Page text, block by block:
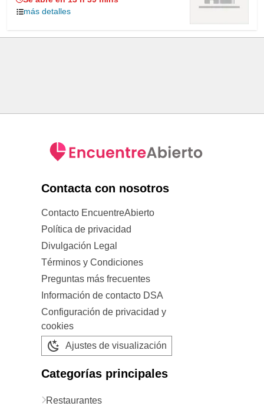
más detalles
Contacta con nosotros
Contacto EncuentreAbierto
Política de privacidad
Divulgación Legal
Términos y Condiciones
Preguntas más frecuentes
Información de contacto DSA
Configuración de privacidad y
cookies
Ajustes de visualización
Categorías principales
Restaurantes